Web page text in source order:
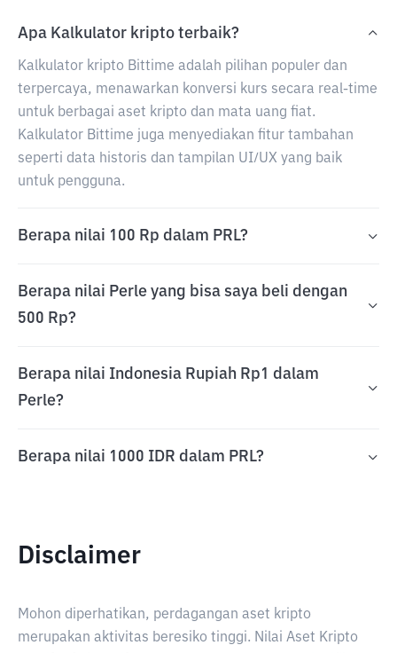
Apa Kalkulator kripto terbaik?
Kalkulator kripto Bittime adalah pilihan populer dan
terpercaya, menawarkan konversi kurs secara real-time
untuk berbagai aset kripto dan mata uang fiat.
Kalkulator Bittime juga menyediakan fitur tambahan
seperti data historis dan tampilan UI/UX yang baik
untuk pengguna.
Berapa nilai 100 Rp dalam PRL?
Berapa nilai Perle yang bisa saya beli dengan
500 Rp?
Berapa nilai Indonesia Rupiah Rp1 dalam
Perle?
Berapa nilai 1000 IDR dalam PRL?
Disclaimer
Mohon diperhatikan, perdagangan aset kripto
merupakan aktivitas beresiko tinggi. Nilai Aset Kripto